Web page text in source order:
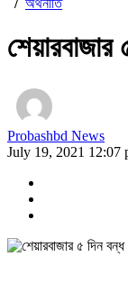
/ অর্থনীতি
Probashbd News
July 19, 2021 12:07